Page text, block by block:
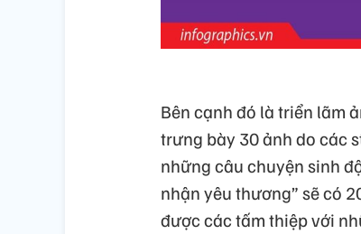
Bên cạnh đó là triển lãm
trưng bày 30 ảnh do các
những câu chuyện sinh
nhận yêu thương” sẽ có
được các tấm thiệp với